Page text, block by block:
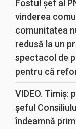
Fostul șef al
vinderea
comunitatea
redusă la un
spectacol de
pentru că
VIDEO. Timiș:
șeful
îndeamnă